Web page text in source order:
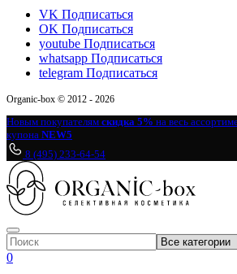
VK Подписаться
OK Подписаться
youtube Подписаться
whatsapp Подписаться
telegram Подписаться
Organic-box © 2012 - 2026
Новым покупателям скидка 5% на весь
купона NEW5
8 (495) 233-64-54
0